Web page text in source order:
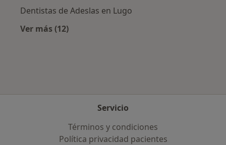
Dentistas de Adeslas en Lugo
Ver más (12)
Servicio
Términos y condiciones
Política privacidad pacientes